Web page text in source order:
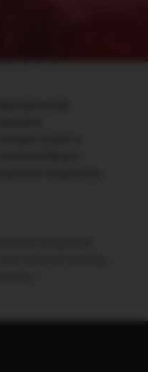
уже
играет в
Может
творческих
профессий
талантом природа,